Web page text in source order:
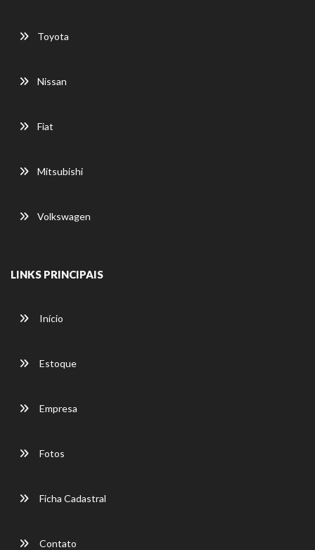
Toyota
Nissan
Fiat
Mitsubishi
Volkswagen
LINKS PRINCIPAIS
Início
Estoque
Empresa
Fotos
Ficha Cadastral
Contato